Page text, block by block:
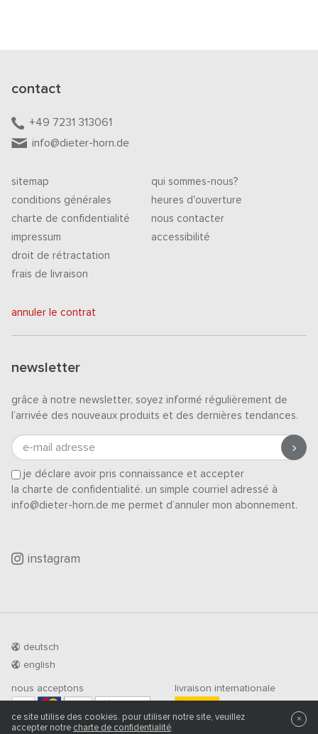
contact
+49 7231 313061
info@dieter-horn.de
sitemap
conditions générales
charte de confidentialité
impressum
droit de rétractation
frais de livraison
qui sommes-nous?
heures d'ouverture
nous contacter
accessibilité
annuler le contrat
newsletter
grâce à notre newsletter, soyez informé régulièrement de
l’arrivée des nouveaux produits et des dernières tendances.
e-mail adresse
je déclare avoir pris connaissance et accepter
la charte de confidentialité. un simple courriel adressé à
info@dieter-horn.de me permet d’annuler mon abonnement.
instagram
deutsch
english
nous acceptons livraison internationale
ce site utilise des cookies. pour utiliser notre site, veuillez
accepter notre charte de confidentialité.
×